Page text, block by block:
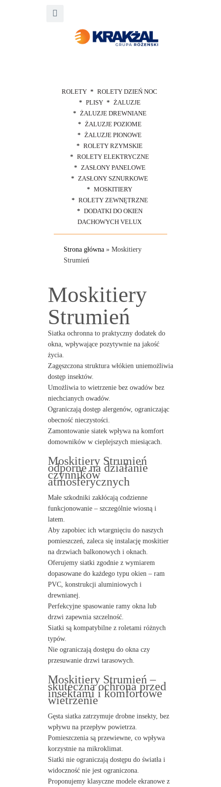
ROLETY
ROLETY DZIEŃ NOC
PLISY
ŻALUZJE
ŻALUZJE DREWNIANE
ŻALUZJE POZIOME
ŻALUZJE PIONOWE
ROLETY RZYMSKIE
ROLETY ELEKTRYCZNE
ZASŁONY PANELOWE
ZASŁONY SZNURKOWE
MOSKITIERY
ROLETY ZEWNĘTRZNE
DODATKI DO OKIEN
DACHOWYCH VELUX
Strona główna » Moskitiery
Strumień
Moskitiery
Strumień
Siatka ochronna to praktyczny dodatek do
okna, wpływające pozytywnie na jakość
życia.
Zagęszczona struktura włókien uniemożliwia
dostęp insektów.
Umożliwia to wietrzenie bez owadów bez
niechcianych owadów.
Ograniczają dostęp alergenów, ograniczając
obecność nieczystości.
Zamontowanie siatek wpływa na komfort
domowników w cieplejszych miesiącach.
Moskitiery Strumień
odporne na działanie
czynników
atmosferycznych
Małe szkodniki zakłócają codzienne
funkcjonowanie – szczególnie wiosną i
latem.
Aby zapobiec ich wtargnięciu do naszych
pomieszczeń, zaleca się instalację moskitier
na drzwiach balkonowych i oknach.
Oferujemy siatki zgodnie z wymiarem
dopasowane do każdego typu okien – ram
PVC, konstrukcji aluminiowych i
drewnianej.
Perfekcyjne spasowanie ramy okna lub
drzwi zapewnia szczelność.
Siatki są kompatybilne z roletami różnych
typów.
Nie ograniczają dostępu do okna czy
przesuwanie drzwi tarasowych.
Moskitiery Strumień –
skuteczna ochrona przed
insektami i komfortowe
wietrzenie
Gęsta siatka zatrzymuje drobne insekty, bez
wpływu na przepływ powietrza.
Pomieszczenia są przewiewne, co wpływa
korzystnie na mikroklimat.
Siatki nie ograniczają dostępu do światła i
widoczność nie jest ograniczona.
Proponujemy klasyczne modele ekranowe z